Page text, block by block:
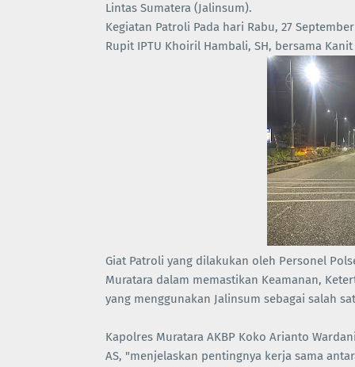
Lintas Sumatera (Jalinsum).
Kegiatan Patroli Pada hari Rabu, 27
Rupit IPTU Khoiril Hambali, SH, bersama
Giat Patroli yang dilakukan oleh Personel
Muratara dalam memastikan Keamanan,
yang menggunakan Jalinsum sebagai salah
Kapolres Muratara AKBP Koko Arianto
AS, "menjelaskan pentingnya kerja sama